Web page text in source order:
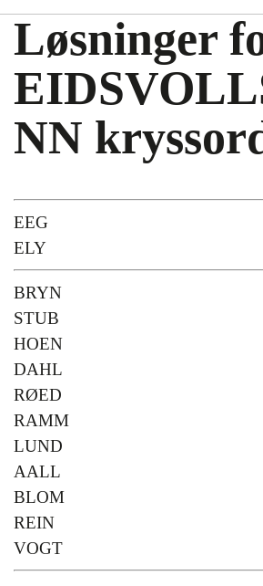
Løsninger
NN
EEG
ELY
BRYN
STUB
HOEN
DAHL
RØED
RAMM
LUND
AALL
BLOM
REIN
VOGT